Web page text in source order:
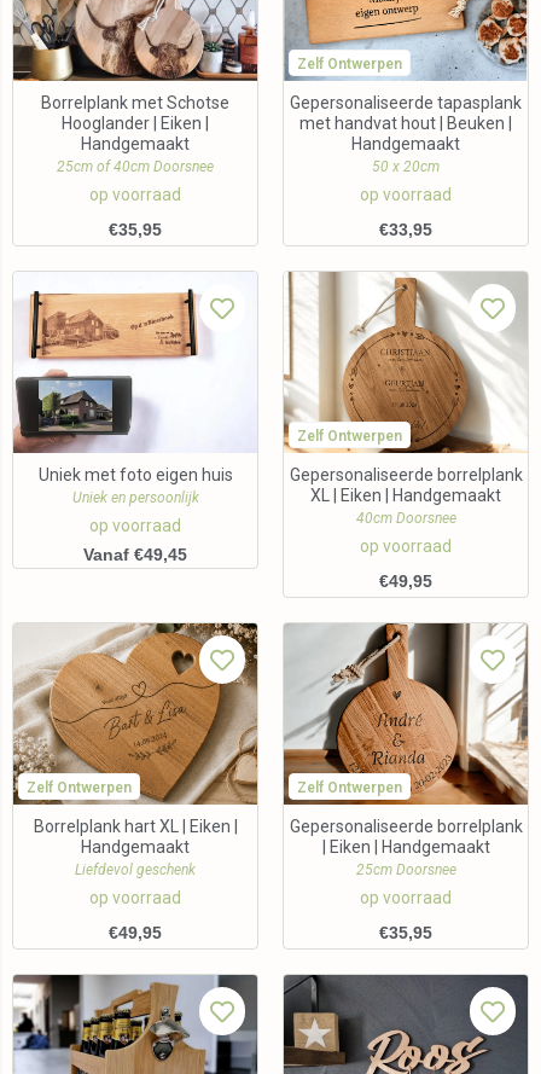
Borrelplank met Schotse
Hooglander | Eiken |
Handgemaakt
25cm of 40cm Doorsnee
op voorraad
€35,95
Zelf Ontwerpen
Gepersonaliseerde tapasplank
met handvat hout | Beuken |
Handgemaakt
50 x 20cm
op voorraad
€33,95
Uniek met foto eigen huis
Uniek en persoonlijk
op voorraad
Vanaf €49,45
Zelf Ontwerpen
Gepersonaliseerde borrelplank
XL | Eiken | Handgemaakt
40cm Doorsnee
op voorraad
€49,95
Zelf Ontwerpen
Borrelplank hart XL | Eiken |
Handgemaakt
Liefdevol geschenk
op voorraad
€49,95
Zelf Ontwerpen
Gepersonaliseerde borrelplank
| Eiken | Handgemaakt
25cm Doorsnee
op voorraad
€35,95